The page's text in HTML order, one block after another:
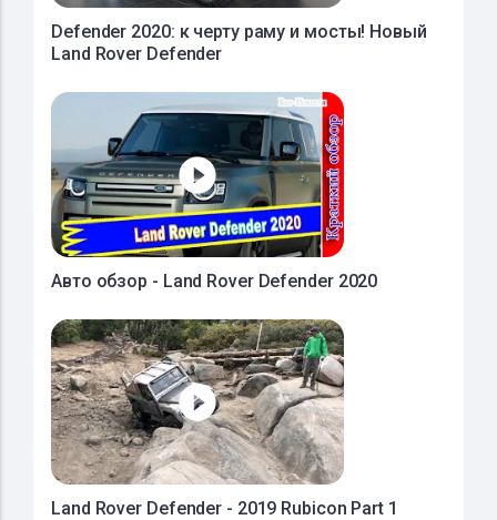
Defender 2020: к черту раму и мосты! Новый
Land Rover Defender
Авто обзор - Land Rover Defender 2020
Land Rover Defender - 2019 Rubicon Part 1